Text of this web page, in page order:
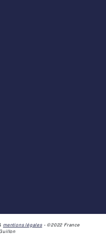
mentions légales- ©2022 France